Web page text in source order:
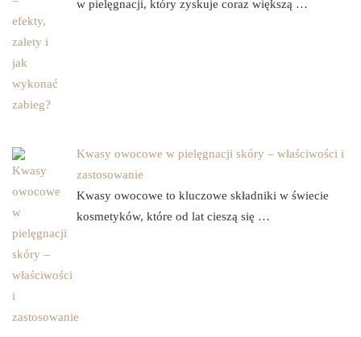
w pielęgnacji, który zyskuje coraz większą …
Kwasy owocowe w pielęgnacji skóry – właściwości i
zastosowanie
Kwasy owocowe to kluczowe składniki w świecie
kosmetyków, które od lat cieszą się …